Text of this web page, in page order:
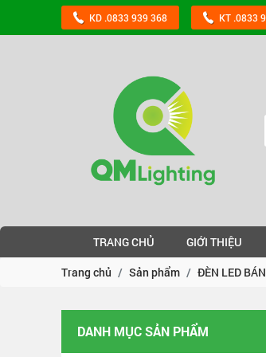
KD .0833 939 368 KT .0833
TRANG CHỦ GIỚI THIỆU
Trang chủ
Sản phẩm ĐÈN LED
DANH MỤC SẢN PHẨM